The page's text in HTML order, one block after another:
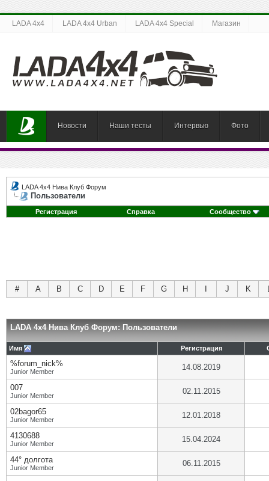
LADA 4x4 LADA 4x4 Urban LADA 4x4 Special Магазин
Новости Наши тесты Интервью Фото
LADA 4x4 Нива Клуб Форум
Пользователи
Регистрация Справка Сообщество
# A B C D E F G H J K
LADA 4x4 Нива Клуб Форум: Пользователи
Имя Регистрация
%forum_nick%
Junior Member 14.08.2019
007
Junior Member 02.11.2015
02bagor65
Junior Member 12.01.2018
4130688
Junior Member 15.04.2024
44° долгота
Junior Member 06.11.2015